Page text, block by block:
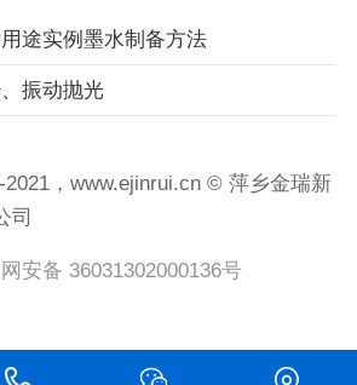
途实例墨水制备方法
振动抛光
，www.ejinrui.cn © 萍乡金瑞新
司
安备 36031302000136号